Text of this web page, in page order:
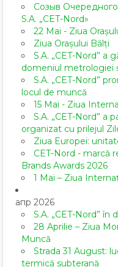
Созыв
S.A. „CET-Nord»
22 Mai - Ziua
Ziua Orașului Bălți
S.A. „CET-Nord” a
domeniul metrologiei
S.A. „CET-Nord”
locul de muncă
15 Mai - Ziua
S.A. „CET-Nord” a
organizat cu prilejul
Ziua Europei:
CET-Nord - marcă
Brands Awards 2026
1 Mai – Ziua
апр 2026
S.A. „CET-Nord” în
28 Aprilie – Ziua
Muncă
Strada 31 August:
termică subterană